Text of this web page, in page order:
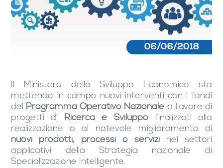
06/06/2018
Il Ministero dello Sviluppo Economico sta
mettendo in campo nuovi interventi con i fondi
del Programma Operativo Nazionale a favore di
progetti di Ricerca e Sviluppofinalizzati alla
realizzazione o al notevole miglioramento di
nuovi prodotti, processi o servizinei settori
applicativi della Strategia nazionale di
Specializzazione Intelligente.